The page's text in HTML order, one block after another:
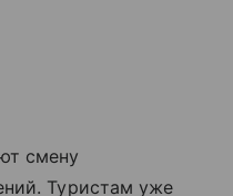
смену
Туристам уже